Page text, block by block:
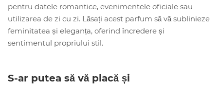
pentru datele romantice, evenimentele oficiale sau
utilizarea de zi cu zi. Lăsați acest parfum să vă sublinieze
feminitatea și eleganța, oferind încredere și
sentimentul propriului stil.
S-ar putea să vă placă și